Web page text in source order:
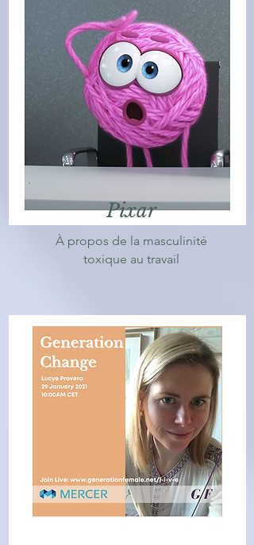
Pixar
À propos de la masculinité
toxique au travail